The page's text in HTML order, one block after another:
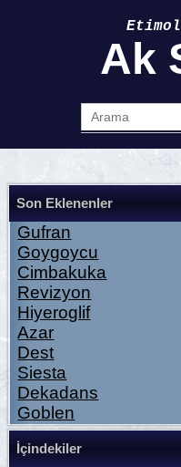
Ak
Son Eklenenler
Gufran
Goygoycu
Cimbakuka
Revizyon
Hiyeroglif
Azar
Dest
Siesta
Dekadans
Goblen
İçindekiler